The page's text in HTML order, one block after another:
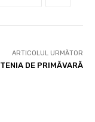
ARTICOLUL URMĂTOR
DE PRIMĂVARĂ